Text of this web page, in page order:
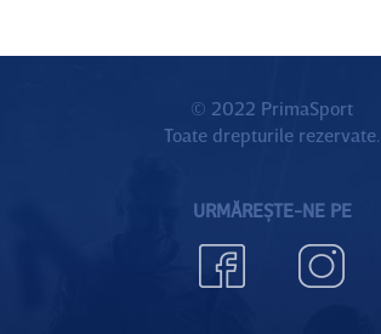
© 2022 PrimaSport
Toate drepturile rezervate.
URMĂREȘTE-NE PE